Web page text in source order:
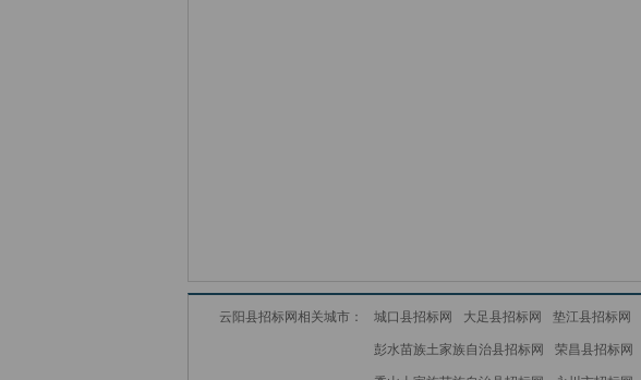
云阳县招标网相关城市： 城口县招标网 大足县招标网 垫江县招标网
彭水苗族土家族自治县招标网 荣昌县招标网